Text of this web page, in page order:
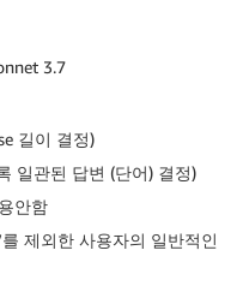
변환 오류 발생 : "
[ "messages"
Instruction 파일)
3.7
길이 결정)
일관된 답변 (단어) 결정)
안함
제외한 사용자의 일반적인